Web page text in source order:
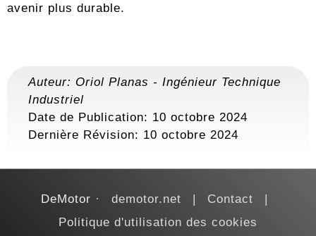
avenir plus durable.
Auteur: Oriol Planas - Ingénieur Technique
Industriel
Date de Publication: 10 octobre 2024
Dernière Révision: 10 octobre 2024
DeMotor demotor.net
Contact
Politique d'utilisation des cookies